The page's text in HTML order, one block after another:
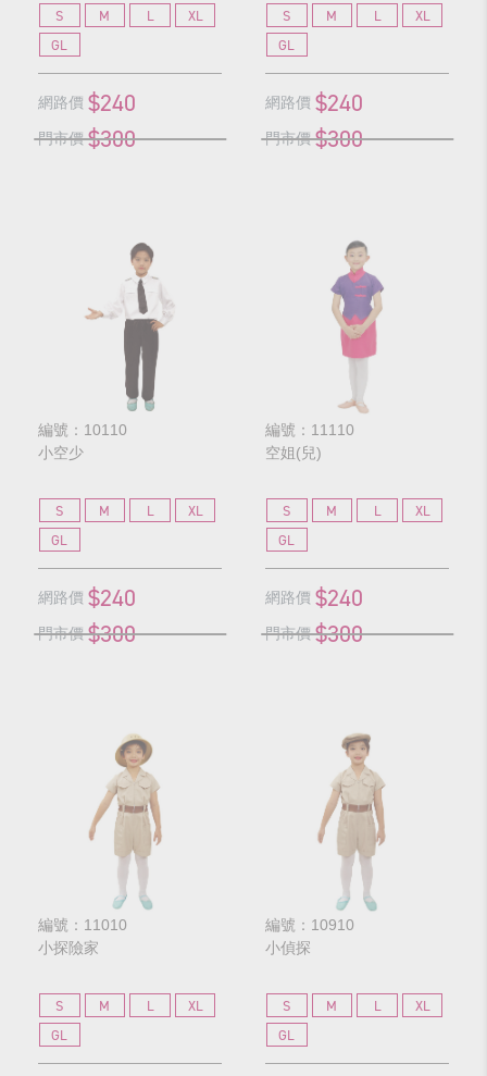
S M L
XL
GL
網路價 $240
門市價 $300
S M L
XL
GL
網路價 $240
門市價 $300
編號：10110
小空少
S M L
XL
GL
網路價 $240
門市價 $300
編號：11110
空姐(兒)
S M L
XL
GL
網路價 $240
門市價 $300
編號：11010
小探險家
S M L
XL
GL
編號：10910
小偵探
S M L
XL
GL